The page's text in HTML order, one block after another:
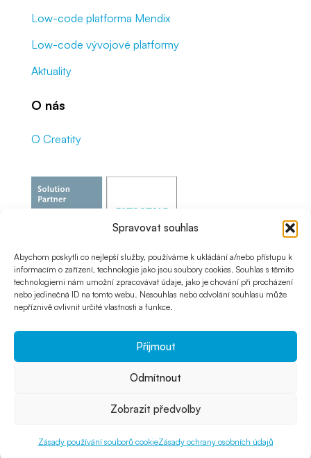
Spravovat souhlas
Abychom poskytli co nejlepší služby, používáme k ukládání a/nebo přístupu k
informacím o zařízení, technologie jako jsou soubory cookies. Souhlas s těmito
technologiemi nám umožní zpracovávat údaje, jako je chování při procházení
nebo jedinečná ID na tomto webu. Nesouhlas nebo odvolání souhlasu může
nepříznivě ovlivnit určité vlastnosti a funkce.
Přijmout
Odmítnout
Zobrazit předvolby
Zásady používání souborů cookieZásady ochrany osobních údajů
Low-code platforma Mendix
Low-code vývojové platformy
Aktuality
O nás
O Creatity
osobních údajů |Obchodní podmínky